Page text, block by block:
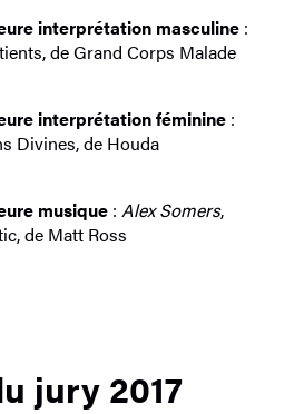
interprétation masculine :
de Grand Corps Malade
interprétation féminine :
Divines, de Houda
musique : Alex Somers,
de Matt Ross
jury 2017